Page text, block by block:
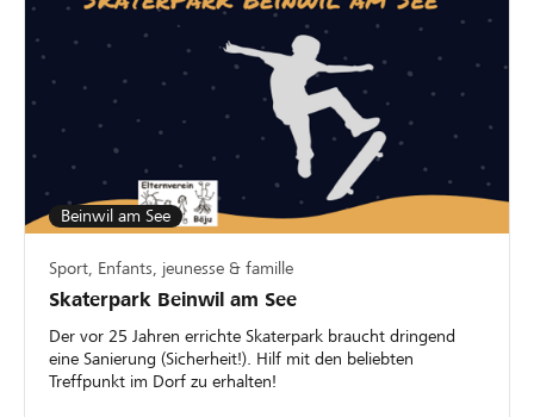
Beinwil am See
Sport, Enfants, jeunesse & famille
Skaterpark Beinwil am See
Der vor 25 Jahren errichte Skaterpark braucht dringend
eine Sanierung (Sicherheit!). Hilf mit den beliebten
Treffpunkt im Dorf zu erhalten!